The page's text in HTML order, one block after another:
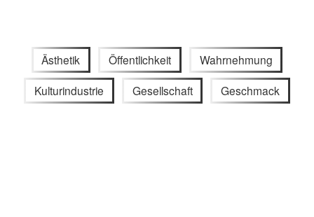
Ästhetik Öffentlichkeit Wahrnehmung
Kulturindustrie Gesellschaft Geschmack